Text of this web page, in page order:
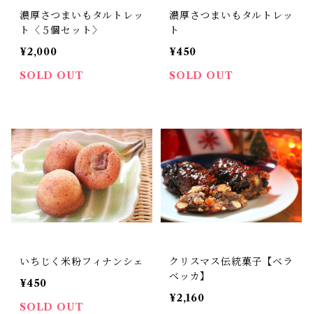
濃厚さつまいもタルトレッ
ト〈５個セット〉
¥2,000
SOLD OUT
濃厚さつまいもタルトレッ
ト
¥450
SOLD OUT
いちじく米粉フィナンシェ
¥450
SOLD OUT
クリスマス伝統菓子【ベラ
ベッカ】
¥2,160